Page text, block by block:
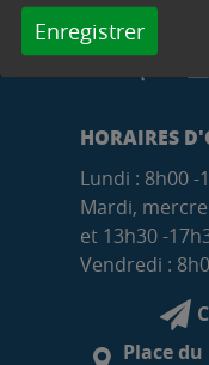
Enregistrer
HORAIRES
Lundi : 8h00 -
Mardi,
et 13h30 -
Vendredi :
Place